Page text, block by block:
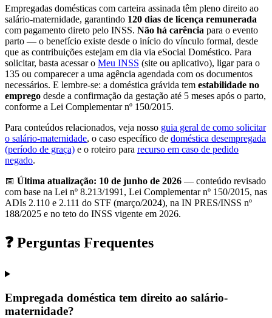
Empregadas domésticas com carteira assinada têm pleno direito ao
salário-maternidade, garantindo 120 dias de licença remunerada
com pagamento direto pelo INSS. Não há carência para o evento
parto — o benefício existe desde o início do vínculo formal, desde
que as contribuições estejam em dia via eSocial Doméstico. Para
solicitar, basta acessar o Meu INSS (site ou aplicativo), ligar para o
135 ou comparecer a uma agência agendada com os documentos
necessários. E lembre-se: a doméstica grávida tem estabilidade no
emprego desde a confirmação da gestação até 5 meses após o parto,
conforme a Lei Complementar nº 150/2015.
Para conteúdos relacionados, veja nosso guia geral de como solicitar
o salário-maternidade, o caso específico de doméstica desempregada
(período de graça) e o roteiro para recurso em caso de pedido
negado.
📅 Última atualização: 10 de junho de 2026 — conteúdo revisado
com base na Lei nº 8.213/1991, Lei Complementar nº 150/2015, nas
ADIs 2.110 e 2.111 do STF (março/2024), na IN PRES/INSS nº
188/2025 e no teto do INSS vigente em 2026.
❓ Perguntas Frequentes
Empregada doméstica tem direito ao salário-
maternidade?